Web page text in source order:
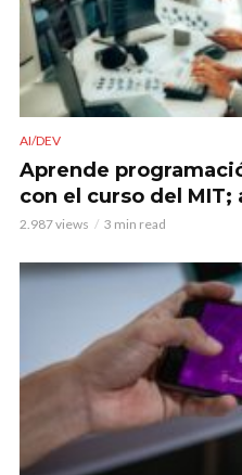
AI/DEV
Aprende
con el curso del
2.987 views 3 min read